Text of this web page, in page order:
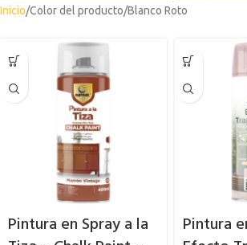
Inicio Color del producto Blanco Roto
Pintura en Spray a la
Pintura